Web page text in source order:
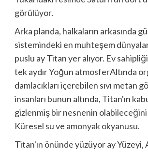
görülüyor.
Arka planda, halkaların arkasında
sistemindeki en muhteşem
puslu ay Titan yer alıyor. Ev
tek aydırYoğun atmosferAltında
damlacıkları içerebilen sıvı metan
insanları bunun altında, Titan'ın
gizlenmiş bir nesnenin
Küresel su ve amonyak okyanusu.
Titan'ın önünde yüzüyorayYüzeyi,